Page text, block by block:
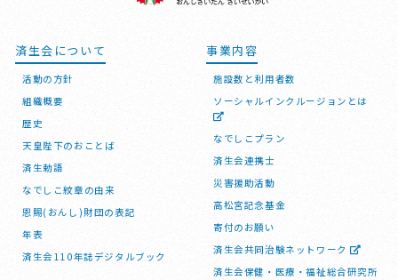
済生会について
活動の方針
組織概要
歴史
天皇陛下のおことば
済生勅語
なでしこ紋章の由来
恩賜(おんし)財団の表記
年表
済生会110年誌デジタルブック
事業内容
施設数と利用者数
ソーシャルインクルージョンとは
なでしこプラン
済生会連携士
災害援助活動
高松宮記念基金
寄付のお願い
済生会共同治験ネットワーク
済生会保健・医療・福祉総合研究所